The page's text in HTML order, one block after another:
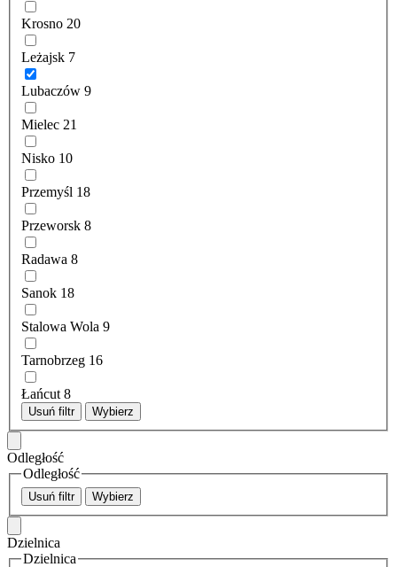
Krosno 20
Leżajsk 7
Lubaczów 9
Mielec 21
Nisko 10
Przemyśl 18
Przeworsk 8
Radawa 8
Sanok 18
Stalowa Wola 9
Tarnobrzeg 16
Łańcut 8
Usuń filtr Wybierz
Odległość
Odległość
Usuń filtr Wybierz
Dzielnica
Dzielnica